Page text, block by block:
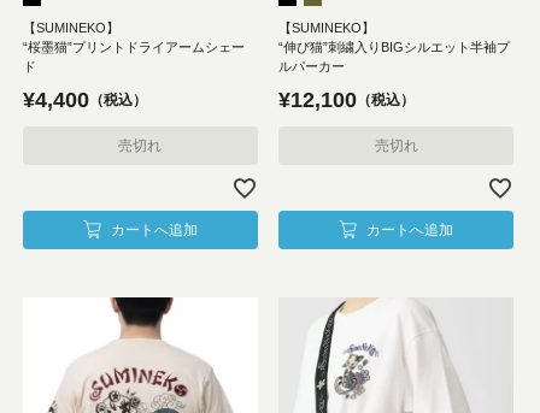
【SUMINEKO】
“桜墨猫”プリントドライアームシェー
ド
¥4,400 税込
売切れ
カートへ追加
【SUMINEKO】
“伸び猫”刺繍入りBIGシルエット半袖プ
ルパーカー
¥12,100 税込
売切れ
カートへ追加